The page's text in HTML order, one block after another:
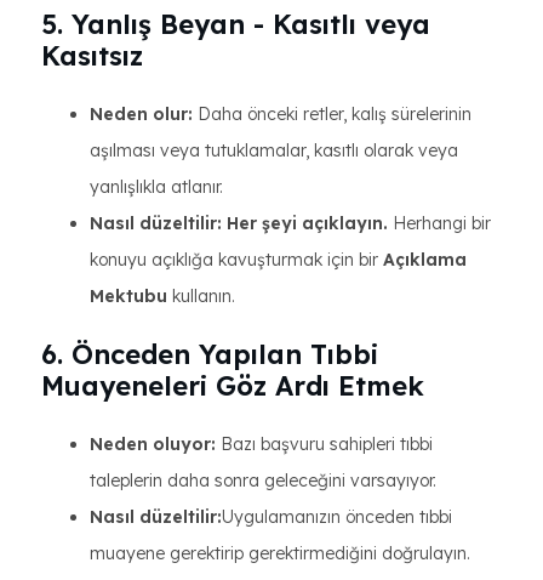
5. Yanlış Beyan - Kasıtlı veya
Kasıtsız
Neden olur: Daha önceki retler, kalış sürelerinin
aşılması veya tutuklamalar, kasıtlı olarak veya
yanlışlıkla atlanır.
Nasıl düzeltilir: Her şeyi açıklayın. Herhangi bir
konuyu açıklığa kavuşturmak için bir Açıklama
Mektubu kullanın.
6. Önceden Yapılan Tıbbi
Muayeneleri Göz Ardı Etmek
Neden oluyor: Bazı başvuru sahipleri tıbbi
taleplerin daha sonra geleceğini varsayıyor.
Nasıl düzeltilir:Uygulamanızın önceden tıbbi
muayene gerektirip gerektirmediğini doğrulayın.